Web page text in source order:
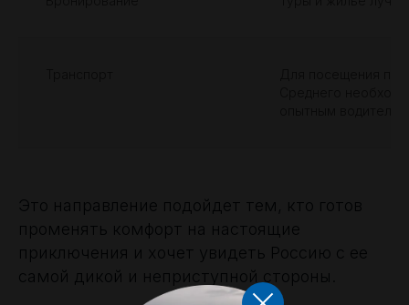
Это направление подойдет тем, кто готов
променять комфорт на настоящие
приключения и хочет увидеть Россию с ее
самой дикой и неприступной стороны.